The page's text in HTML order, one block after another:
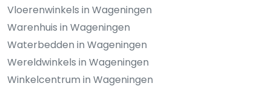
Vloerenwinkels in Wageningen
Warenhuis in Wageningen
Waterbedden in Wageningen
Wereldwinkels in Wageningen
Winkelcentrum in Wageningen